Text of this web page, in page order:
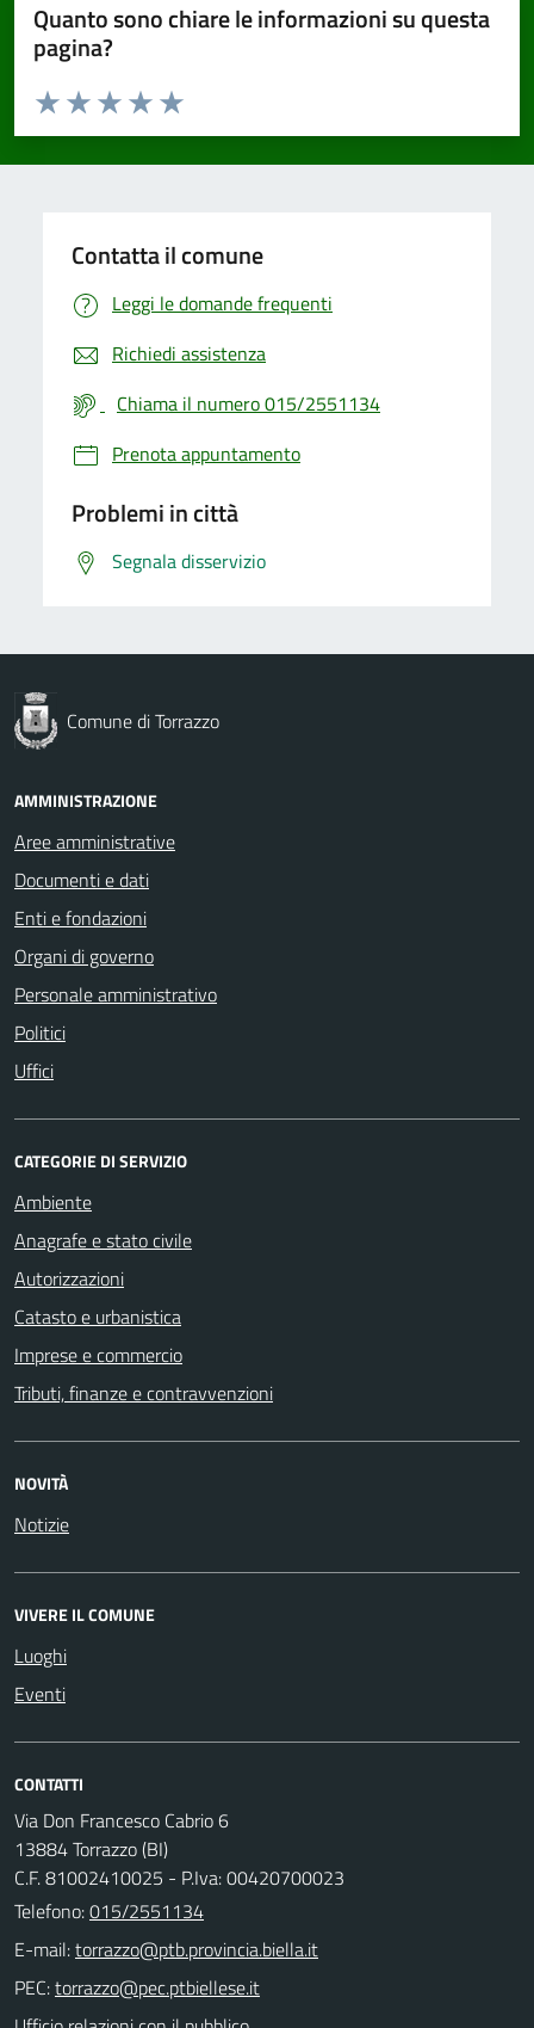
Quanto sono chiare le informazioni su questa
pagina?
Valuta da 1 a 5 stelle la pagina
Valuta 5 stelle su 5
Valuta 4 stelle su 5
Valuta 3 stelle su 5
Valuta 2 stelle su 5
Valuta 1 stelle su 5
Contatta il comune
Leggi le domande frequenti
Richiedi assistenza
Chiama il numero 015/2551134
Prenota appuntamento
Problemi in città
Segnala disservizio
Comune di Torrazzo
AMMINISTRAZIONE
Aree amministrative
Documenti e dati
Enti e fondazioni
Organi di governo
Personale amministrativo
Politici
Uffici
CATEGORIE DI SERVIZIO
Ambiente
Anagrafe e stato civile
Autorizzazioni
Catasto e urbanistica
Imprese e commercio
Tributi, finanze e contravvenzioni
NOVITÀ
Notizie
VIVERE IL COMUNE
Luoghi
Eventi
CONTATTI
Via Don Francesco Cabrio 6
13884 Torrazzo (BI)
C.F. 81002410025 - P.Iva: 00420700023
Telefono:015/2551134
E-mail:
PEC: